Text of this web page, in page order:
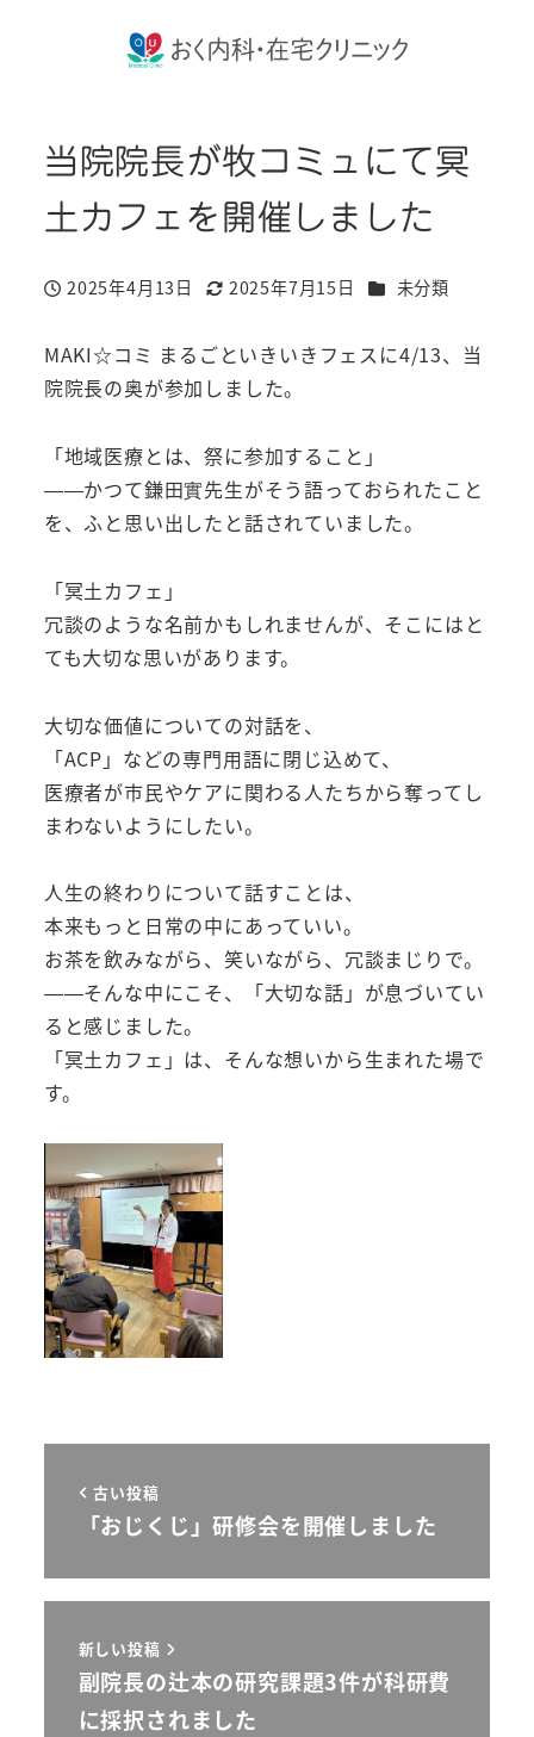
当院院長が牧コミュにて冥
土カフェを開催しました
投稿日
2025年4月13日
更新日
2025年7月15日 カテゴリー
未分類
MAKI☆コミ まるごといきいきフェスに4/13、当
院院長の奥が参加しました。
「地域医療とは、祭に参加すること」
——かつて鎌田實先生がそう語っておられたこと
を、ふと思い出したと話されていました。
「冥土カフェ」
冗談のような名前かもしれませんが、そこにはと
ても大切な思いがあります。
大切な価値についての対話を、
「ACP」などの専門用語に閉じ込めて、
医療者が市民やケアに関わる人たちから奪ってし
まわないようにしたい。
人生の終わりについて話すことは、
本来もっと日常の中にあっていい。
お茶を飲みながら、笑いながら、冗談まじりで。
——そんな中にこそ、「大切な話」が息づいてい
ると感じました。
「冥土カフェ」は、そんな想いから生まれた場で
す。
古い投稿
「おじくじ」研修会を開催しました
新しい投稿
副院長の辻本の研究課題3件が科研費
に採択されました